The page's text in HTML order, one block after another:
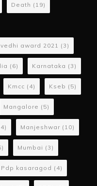
Death (19)
award 2021 (3)
(6) Karnataka (3)
Kmcc (4) Kseb (5)
Mangalore (5)
Manjeshwar (10)
Mumbai (3)
Pdp kasaragod (4)